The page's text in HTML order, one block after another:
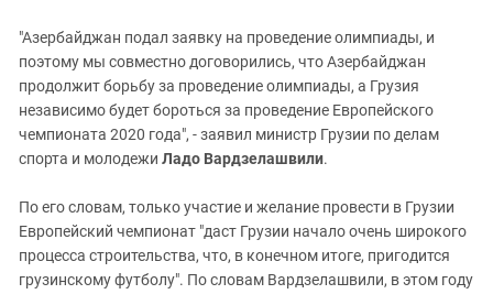
"Азербайджан подал заявку на проведение олимпиады, и
поэтому мы совместно договорились, что Азербайджан
продолжит борьбу за проведение олимпиады, а Грузия
независимо будет бороться за проведение Европейского
чемпионата 2020 года", - заявил министр Грузии по делам
спорта и молодежи Ладо Вардзелашвили.
По его словам, только участие и желание провести в Грузии
Европейский чемпионат "даст Грузии начало очень широкого
процесса строительства, что, в конечном итоге, пригодится
грузинскому футболу". По словам Вардзелашвили, в этом году